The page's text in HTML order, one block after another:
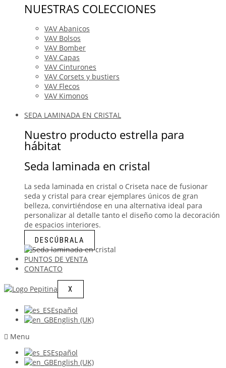
NUESTRAS COLECCIONES
VAV Abanicos
VAV Bolsos
VAV Bomber
VAV Capas
VAV Cinturones
VAV Corsets y bustiers
VAV Flecos
VAV Kimonos
SEDA LAMINADA EN CRISTAL
Nuestro producto estrella para
hábitat
Seda laminada en cristal
La seda laminada en cristal o Criseta nace de fusionar
seda y cristal para crear ejemplares únicos de gran
belleza, convirtiéndose en una alternativa ideal para
personalizar al detalle tanto el diseño como la decoración
de espacios interiores.
DESCÚBRALA
PUNTOS DE VENTA
CONTACTO
X
Español
English (UK)
Menu
Español
English (UK)